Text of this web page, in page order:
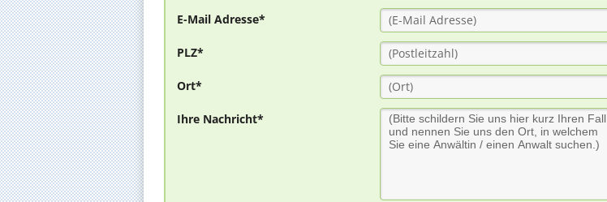
E-Mail Adresse*
PLZ*
Ort*
Ihre Nachricht*